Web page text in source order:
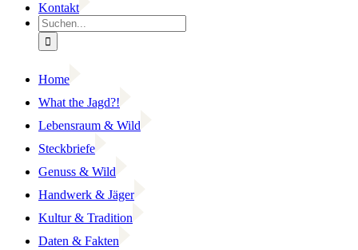
Kontakt
Suche
nach:
Home
What the Jagd?!
Lebensraum & Wild
Steckbriefe
Genuss & Wild
Handwerk & Jäger
Kultur & Tradition
Daten & Fakten